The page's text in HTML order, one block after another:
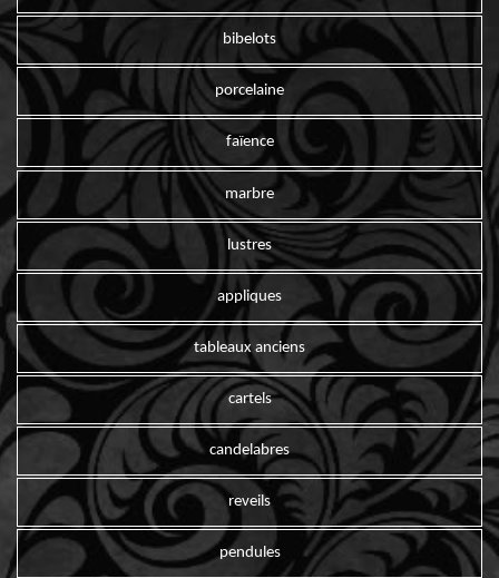
bibelots
porcelaine
faïence
marbre
lustres
appliques
tableaux anciens
cartels
candelabres
reveils
pendules